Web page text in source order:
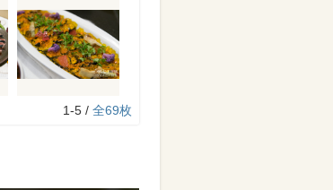
1-5 / 全69枚